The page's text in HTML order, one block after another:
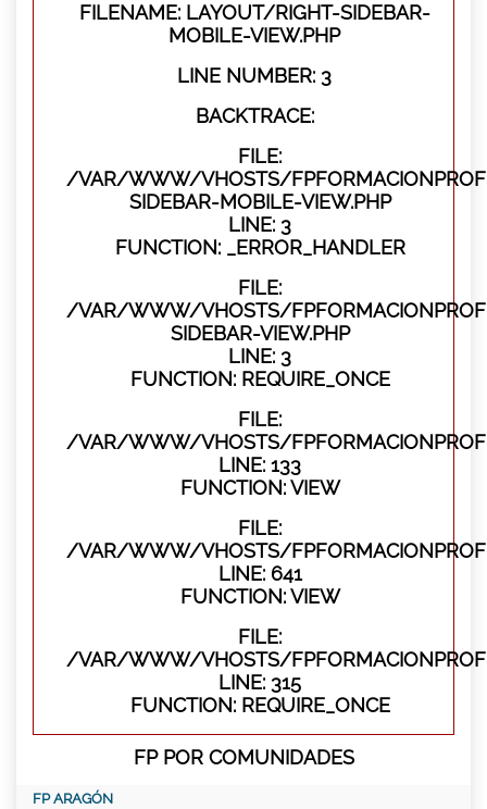
FILENAME: LAYOUT/RIGHT-SIDEBAR-
MOBILE-VIEW.PHP
LINE NUMBER: 3
BACKTRACE:
FILE:
/VAR/WWW/VHOSTS/
SIDEBAR-MOBILE-VIEW.PHP
LINE: 3
FUNCTION: _ERROR_HANDLER
FILE:
/VAR/WWW/VHOSTS/
SIDEBAR-VIEW.PHP
LINE: 3
FUNCTION: REQUIRE_ONCE
FILE:
/VAR/WWW/VHOSTS/
LINE: 133
FUNCTION: VIEW
FILE:
/VAR/WWW/VHOSTS/
LINE: 641
FUNCTION: VIEW
FILE:
/VAR/WWW/VHOSTS/
LINE: 315
FUNCTION: REQUIRE_ONCE
FP POR COMUNIDADES
FP ARAGÓN